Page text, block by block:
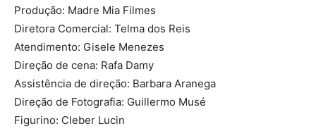
Produção: Madre Mia Filmes
Diretora Comercial: Telma dos Reis
Atendimento: Gisele Menezes
Direção de cena: Rafa Damy
Assistência de direção: Barbara Aranega
Direção de Fotografia: Guillermo Musé
Figurino: Cleber Lucin